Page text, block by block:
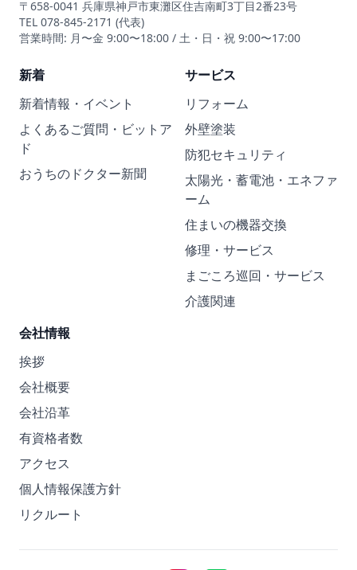
〒658-0041 兵庫県神戸市東灘区住吉南町3丁目2番23号
TEL 078-845-2171 (代表)
営業時間: 月〜金 9:00〜18:00 / 土・日・祝 9:00〜17:00
新着
新着情報・イベント
よくあるご質問・ビットア
ド
おうちのドクター新聞
サービス
リフォーム
外壁塗装
防犯セキュリティ
太陽光・蓄電池・エネファ
ーム
住まいの機器交換
修理・サービス
まごころ巡回・サービス
介護関連
会社情報
挨拶
会社概要
会社沿革
有資格者数
アクセス
個人情報保護方針
リクルート